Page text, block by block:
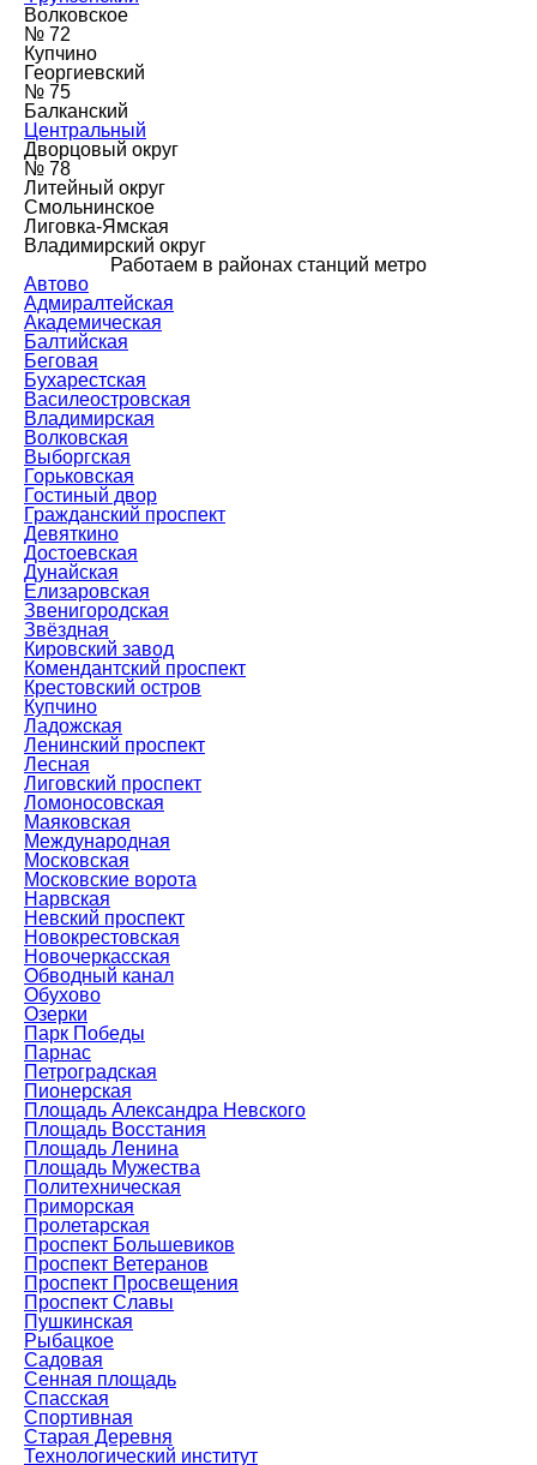
Волковское
№ 72
Купчино
Георгиевский
№ 75
Балканский
Центральный
Дворцовый округ
№ 78
Литейный округ
Смольнинское
Лиговка-Ямская
Владимирский округ
Работаем в районах станций метро
Автово
Адмиралтейская
Академическая
Балтийская
Беговая
Бухарестская
Василеостровская
Владимирская
Волковская
Выборгская
Горьковская
Гостиный двор
Гражданский проспект
Девяткино
Достоевская
Дунайская
Елизаровская
Звенигородская
Звёздная
Кировский завод
Комендантский проспект
Крестовский остров
Купчино
Ладожская
Ленинский проспект
Лесная
Лиговский проспект
Ломоносовская
Маяковская
Международная
Московская
Московские ворота
Нарвская
Невский проспект
Новокрестовская
Новочеркасская
Обводный канал
Обухово
Озерки
Парк Победы
Парнас
Петроградская
Пионерская
Площадь Александра Невского
Площадь Восстания
Площадь Ленина
Площадь Мужества
Политехническая
Приморская
Пролетарская
Проспект Большевиков
Проспект Ветеранов
Проспект Просвещения
Проспект Славы
Пушкинская
Рыбацкое
Садовая
Сенная площадь
Спасская
Спортивная
Старая Деревня
Технологический институт